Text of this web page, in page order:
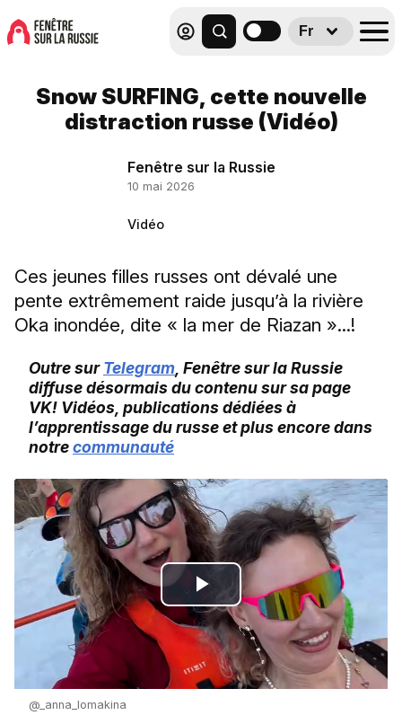
Fr
Snow SURFING, cette nouvelle
distraction russe (Vidéo)
Fenêtre sur la Russie
10 mai 2026
Vidéo
Ces jeunes filles russes ont dévalé une
pente extrêmement raide jusqu’à la rivière
Oka inondée, dite « la mer de Riazan »...!
Outre surTelegram , Fenêtre sur la Russie
diffuse désormais du contenu sur sa page
VK! Vidéos, publications dédiées à
l’apprentissage du russe et plus encore dans
notrecommunauté
Play
Video
@_anna_lomakina